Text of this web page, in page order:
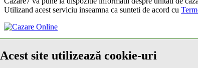
Acest site utilizează cookie-uri
Utilizand acest serviciu inseamna ca sunteti de acord cu
Obiective turistice